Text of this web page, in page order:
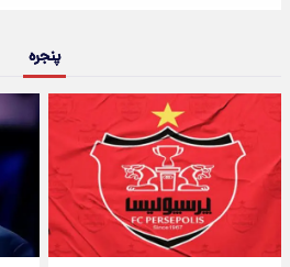
پنجره